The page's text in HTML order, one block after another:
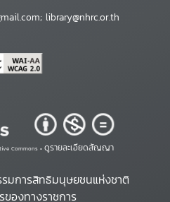
library@nhrc.or.th
Commons • ดูรายละเอียดสัญญา
มการสิทธิมนุษยชนแห่งชาติ
องทางราชการ